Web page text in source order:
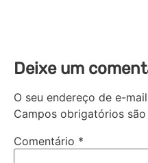
Deixe um
O seu endereço de e-
Campos obrigatórios
Comentário *